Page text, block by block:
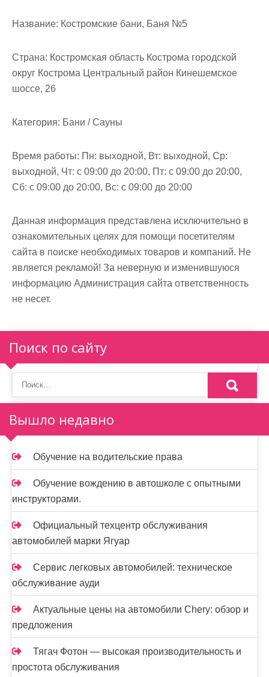
Название: Костромские бани, Баня №5
Страна: Костромская область Кострома городской
округ Кострома Центральный район Кинешемское
шоссе, 26
Категория: Бани / Сауны
Время работы: Пн: выходной, Вт: выходной, Ср:
выходной, Чт: с 09:00 до 20:00, Пт: с 09:00 до 20:00,
Сб: с 09:00 до 20:00, Вс: с 09:00 до 20:00
Данная информация представлена исключительно в
ознакомительных целях для помощи посетителям
сайта в поиске необходимых товаров и компаний. Не
является рекламой! За неверную и изменившуюся
информацию Администрация сайта ответственность
не несет.
Поиск по сайту
Вышло недавно
Обучение на водительские права
Обучение вождению в автошколе с опытными
инструкторами.
Официальный техцентр обслуживания
автомобилей марки Ягуар
Сервис легковых автомобилей: техническое
обслуживание ауди
Актуальные цены на автомобили Chery: обзор и
предложения
Тягач Фотон — высокая производительность и
простота обслуживания